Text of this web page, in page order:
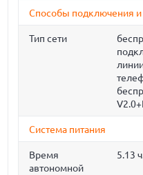
Способы подключения и
Тип сети
Система питания
Время
автономной
5.13